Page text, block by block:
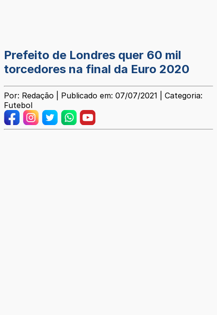
Prefeito de Londres quer 60 mil
torcedores na final da Euro 2020
Por: Redação | Publicado em: 07/07/2021 | Categoria:
Futebol